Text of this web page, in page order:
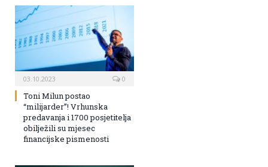
03.10.2023 0
Toni Milun postao
“milijarder”! Vrhunska
predavanja i 1700 posjetitelja
obilježili su mjesec
financijske pismenosti